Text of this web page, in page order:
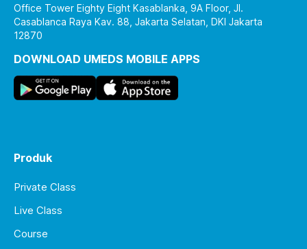
Office Tower Eighty Eight Kasablanka, 9A Floor, Jl.
Casablanca Raya Kav. 88, Jakarta Selatan, DKI Jakarta
12870
DOWNLOAD UMEDS MOBILE APPS
Produk
Private Class
Live Class
Course